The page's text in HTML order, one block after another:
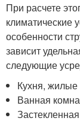
При расчете
климатические
особенности
зависит
следующие
Кухня,
Ванная